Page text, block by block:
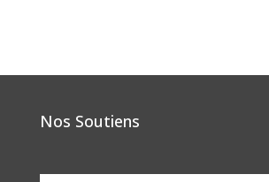
Nos Soutiens